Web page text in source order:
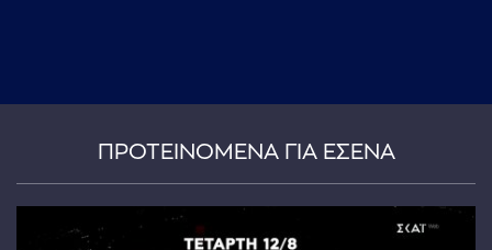
ΠΡΟΤΕΙΝΟΜΕΝΑ ΓΙΑ ΕΣΕΝΑ